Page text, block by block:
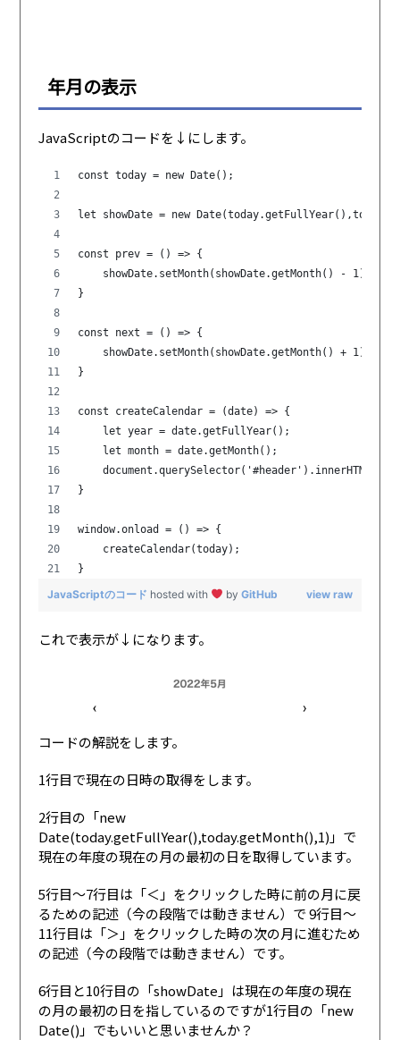
年月の表示
JavaScriptのコードを↓にします。
const today = new Date();
let showDate = new
const prev = () => {
    showDate.setMonth(showDate.getMonth() - 1);
}
const next = () => {
    showDate.setMonth(showDate.getMonth() + 1);
}
const createCalendar = (date) => {
    let year = date.getFullYear();
    let month = date.getMonth();
document.querySelector('#header').innerHTML =
}
window.onload = () => {
    createCalendar(today);
}
view raw
JavaScriptのコード hosted with byGitHub
これで表示が↓になります。
コードの解説をします。
1行目で現在の日時の取得をします。
2行目の「new
Date(today.getFullYear(),today.getMonth(),1)」で
現在の年度の現在の月の最初の日を取得しています。
5行目〜7行目は「＜」をクリックした時に前の月に戻
るための記述（今の段階では動きません）で 9行目〜
11行目は「＞」をクリックした時の次の月に進むため
の記述（今の段階では動きません）です。
6行目と10行目の「showDate」は現在の年度の現在
の月の最初の日を指しているのですが1行目の「new
Date()」でもいいと思いませんか？